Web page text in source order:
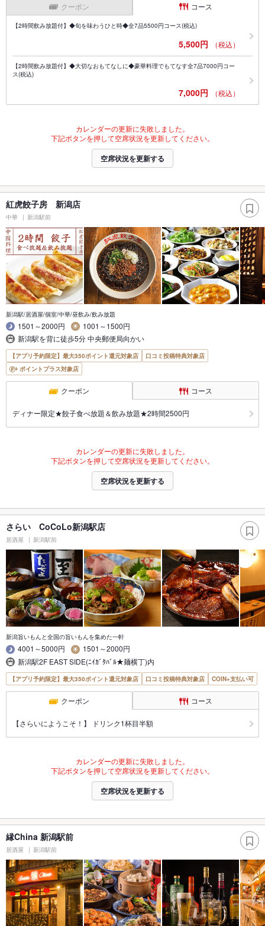
クーポン コース
【2時間飲み放題付】◆旬を味わうひと時◆全7品5500円コース(税込)
5,500円 （税込）
【2時間飲み放題付】◆大切なおもてなしに◆豪華料理でもてなす全7品7000円コー
ス(税込)
7,000円 （税込）
カレンダーの更新に失敗しました。
下記ボタンを押して空席状況を更新してください。
空席状況を更新する
紅虎餃子房 新潟店
中華 新潟駅前
新潟駅/居酒屋/個室/中華/昼飲み/飲み放題
1501～2000円
1001～1500円
新潟駅を背に徒歩5分 中央郵便局向かい
【アプリ予約限定】最大350ポイント還元対象店
口コミ投稿特典対象店
ポイントプラス対象店
クーポン コース
ディナー限定★餃子食べ放題＆飲み放題★2時間2500円
カレンダーの更新に失敗しました。
下記ボタンを押して空席状況を更新してください。
空席状況を更新する
さらい CoCoLo新潟駅店
居酒屋 新潟駅前
新潟旨いもんと全国の旨いもんを集めた一軒
4001～5000円
1501～2000円
新潟駅2F EAST SIDE(ﾆｲｶﾞﾀﾊﾞﾙ★麺横丁)内
【アプリ予約限定】最大350ポイント還元対象店 口コミ投稿特典対象店 COIN+支払い可
クーポン コース
【さらいにようこそ！】 ドリンク1杯目半額
カレンダーの更新に失敗しました。
下記ボタンを押して空席状況を更新してください。
空席状況を更新する
縁China 新潟駅前
居酒屋 新潟駅前